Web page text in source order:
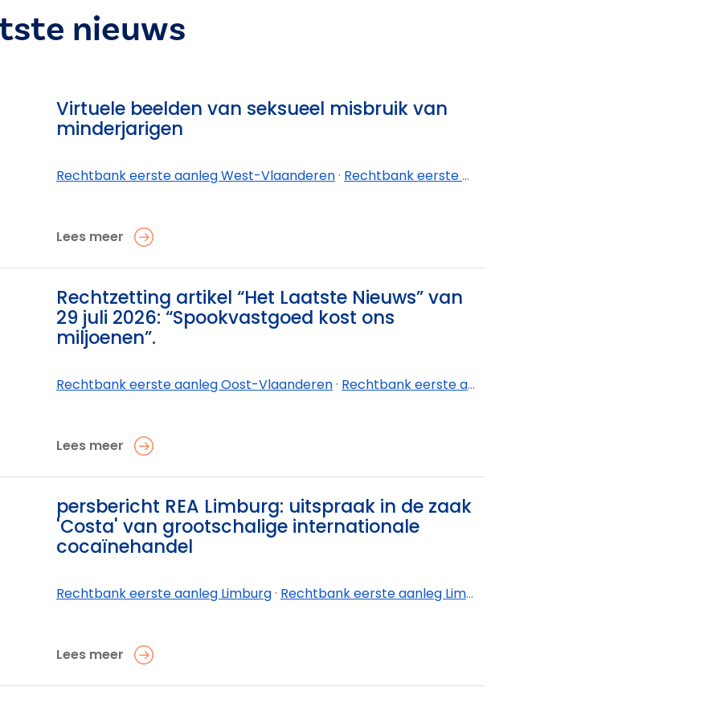
nieuws
Virtuele beelden van seksueel misbruik van
minderjarigen
Rechtbank eerste aanleg West-Vlaanderen· Rechtbank eerste aanleg West-Vlaanderen - afdeling Kortrijk
Lees meer
Rechtzetting artikel “Het Laatste Nieuws” van
29 juli 2026: “Spookvastgoed kost ons
miljoenen”.
Rechtbank eerste aanleg Oost-Vlaanderen· Rechtbank eerste aanleg Oost-Vlaanderen - afdeling Oudenaarde
Lees meer
persbericht REA Limburg: uitspraak in de zaak
'Costa' van grootschalige internationale
cocaïnehandel
Rechtbank eerste aanleg Limburg· Rechtbank eerste aanleg Limburg - afdeling Tongeren-Borgloon
Lees meer